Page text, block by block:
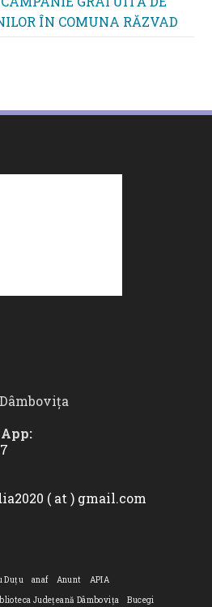
ÎN COMUNA RĂZVAD
( at ) gmail.com
Duțu anaf Anunt
APIA
Județeană Dâmbovița
Bucegi